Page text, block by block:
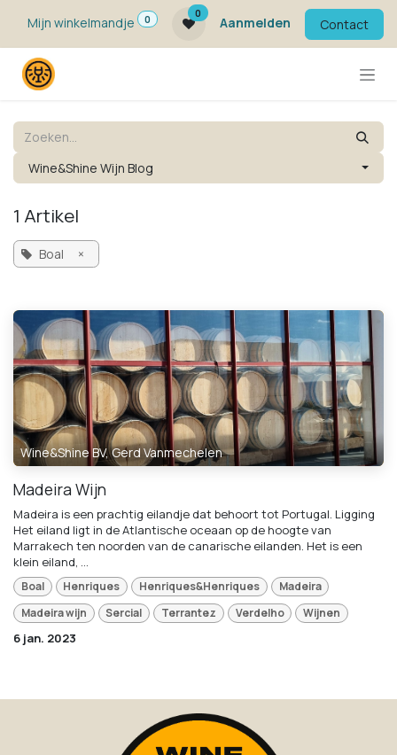
Mijn winkelmandje
0
0
Aanmelden Contact
Wine&Shine Wijn Blog
1 Artikel
Boal ×
Wine&Shine BV, Gerd Vanmechelen
Madeira Wijn
Madeira is een prachtig eilandje dat behoort tot Portugal. Ligging
Het eiland ligt in de Atlantische oceaan op de hoogte van
Marrakech ten noorden van de canarische eilanden. Het is een
klein eiland, ...
Boal Henriques Henriques&Henriques
Madeira
Madeira wijn
Sercial Terrantez Verdelho Wijnen
6 jan. 2023